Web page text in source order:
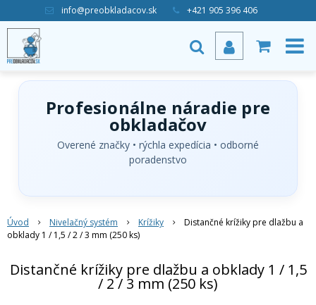
info@preobkladacov.sk +421 905 396 406
Profesionálne náradie pre
obkladačov
Overené značky • rýchla expedícia • odborné
poradenstvo
Úvod Nivelačný systém Krížiky
Distančné krížiky pre dlažbu a
obklady 1 / 1,5 / 2 / 3 mm (250 ks)
Distančné krížiky pre dlažbu a obklady 1 / 1,5
/ 2 / 3 mm (250 ks)